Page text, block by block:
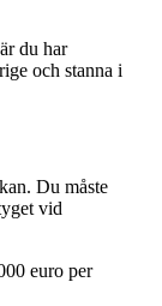
du har
och stanna i
Du måste
vid
euro per